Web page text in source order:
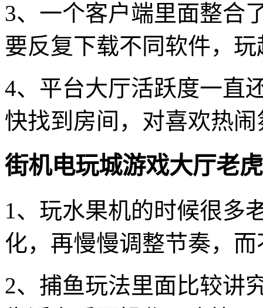
3、一个客户端里面整合
要反复下载不同软件，
4、平台大厅活跃度一直
快找到房间，对喜欢热
街机电玩城游戏大厅老
1、玩水果机的时候很多
化，再慢慢调整节奏，
2、捕鱼玩法里面比较讲